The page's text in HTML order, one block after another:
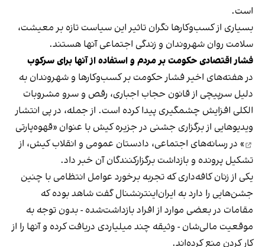
است.
بسیاری از کسب‌وکارها نگران تاثیر این سیاست‌ تازه بر معیشت،
سلامت روان شهروندان و زندگی اجتماعی آنها هستند.
فشار اقتصادی حکومت بر مردم و استفاده از آنها برای سرکوب
در هفته‌های اخیر فشار حکومت بر کسب‌وکارها و شهروندان به
دلیل سرپیچی از قانون حجاب اجباری، رقص و سرو مشروبات
الکلی افزایش چشمگیری پیدا کرده است. از جمله، در پی انتشار
ویدیوهایی از برگزاری جشنی در جزیره کیش با عنوان «قهوه‌پارتی
» در رسانه‌های اجتماعی، دادستان عمومی و انقلاب کیش، از
تشکیل پرونده و بازداشت برگزارکنندگان آن خبر داد.
یکی از زنان کافه‌داری که تجربه برخورد عوامل انتظامی با چنین
جشن‌هایی را دارد به ایران‌اینترنشنال گفت شاهد بوده که
مقامات در بعضی موارد از افراد بازداشت‌‌شده - بدون توجه به
موقعیت مالی‌شان - وثیقه چند میلیاردی دریافت کرده و آنها را از
کار کردن منع کرده‌اند.